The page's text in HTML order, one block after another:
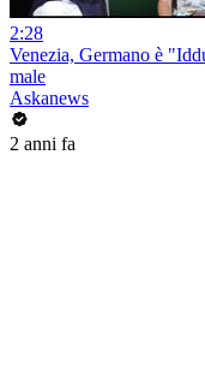
2:28
Venezia, Germano è
male
Askanews
2 anni fa